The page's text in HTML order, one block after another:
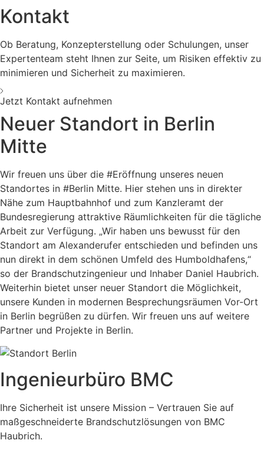
Kontakt
Ob Beratung, Konzepterstellung oder Schulungen, unser
Expertenteam steht Ihnen zur Seite, um Risiken effektiv zu
minimieren und Sicherheit zu maximieren.
Jetzt Kontakt aufnehmen
Neuer Standort in Berlin
Mitte
Wir freuen uns über die #Eröffnung unseres neuen
Standortes in #Berlin Mitte. Hier stehen uns in direkter
Nähe zum Hauptbahnhof und zum Kanzleramt der
Bundesregierung attraktive Räumlichkeiten für die tägliche
Arbeit zur Verfügung. „Wir haben uns bewusst für den
Standort am Alexanderufer entschieden und befinden uns
nun direkt in dem schönen Umfeld des Humboldhafens,“
so der Brandschutzingenieur und Inhaber Daniel Haubrich.
Weiterhin bietet unser neuer Standort die Möglichkeit,
unsere Kunden in modernen Besprechungsräumen Vor-Ort
in Berlin begrüßen zu dürfen. Wir freuen uns auf weitere
Partner und Projekte in Berlin.
Ingenieurbüro BMC
Ihre Sicherheit ist unsere Mission – Vertrauen Sie auf
maßgeschneiderte Brandschutzlösungen von BMC
Haubrich.